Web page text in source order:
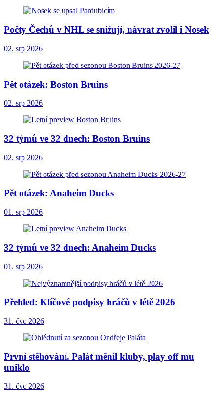
Počty Čechů v NHL se snižují, návrat zvolil i Nosek
02. srp 2026
Pět otázek: Boston Bruins
02. srp 2026
32 týmů ve 32 dnech: Boston Bruins
02. srp 2026
Pět otázek: Anaheim Ducks
01. srp 2026
32 týmů ve 32 dnech: Anaheim Ducks
01. srp 2026
Přehled: Klíčové podpisy hráčů v létě 2026
31. čvc 2026
První stěhování. Palát měnil kluby, play off mu
uniklo
31. čvc 2026